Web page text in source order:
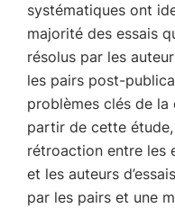
systématiques ont
majorité des essais
résolus par les
les pairs post-
problèmes clés de
partir de cette étude,
rétroaction entre les
et les auteurs
par les pairs et une